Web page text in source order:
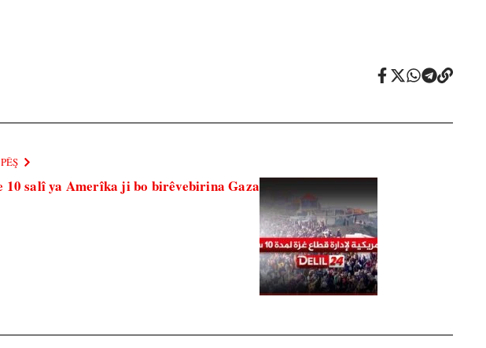
10 salî ya Amerîka ji bo birêvebirina Gaza